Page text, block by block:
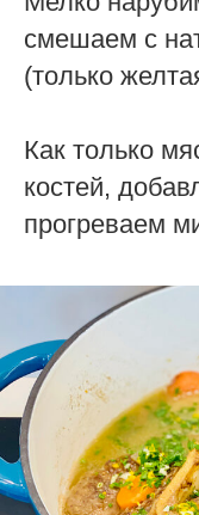
смешаем с
(только
Как только
костей,
прогреваем